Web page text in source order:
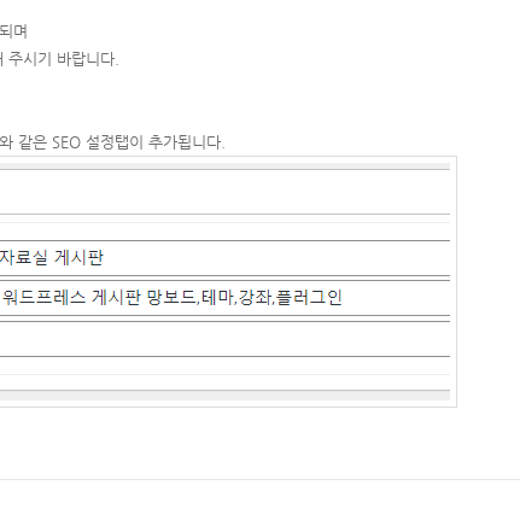
며
시기 바랍니다.
같은 SEO 설정탭이 추가됩니다.